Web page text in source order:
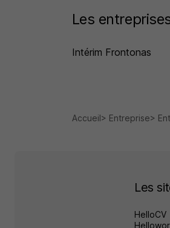
Les
Intérim Frontonas
Accueil Entreprise
Les
HelloCV